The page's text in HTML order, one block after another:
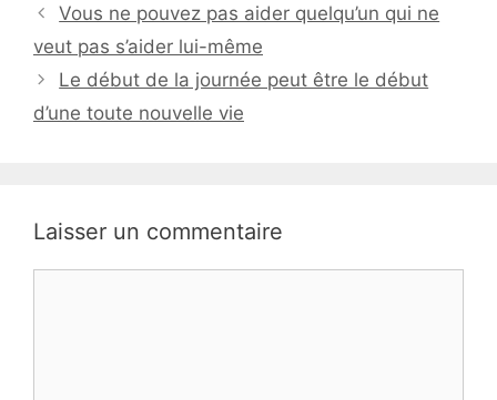
Vous ne pouvez pas aider quelqu’un qui ne
veut pas s’aider lui-même
Le début de la journée peut être le début
d’une toute nouvelle vie
Laisser un commentaire